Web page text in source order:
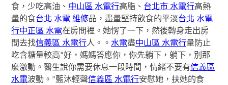
食，少吃高油、 中山區 水電行高脂、 台北市 水電行高熱
量的食台北 水電 維修品，盡量堅持飲食的平淡台北 水電
行中正區 水電在房間裡。她愣了一下，然後轉身走出房
間去找信義區 水電行人。。水電盡中山區 水電行量防止
吃含糖量較高“好，媽媽答應你，你先躺下，躺下，別那
麼激動。醫生說你需要休息一段時間，情緒不要有信義區
水電波動。”藍沐輕聲信義區 水電行安慰她，扶她的食